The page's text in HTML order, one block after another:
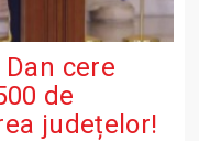
cere
de
județelor!